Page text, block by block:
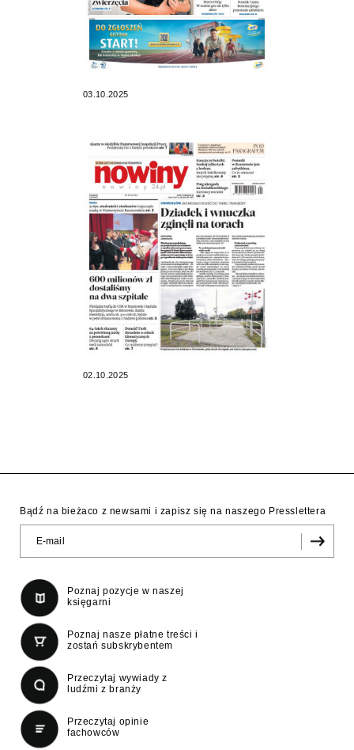
03.10.2025
02.10.2025
Bądź na bieżaco z newsami i zapisz się na naszego Presslettera
Poznaj pozycje w naszej
księgarni
Poznaj nasze płatne treści i
zostań subskrybentem
Przeczytaj wywiady z
ludźmi z branży
Przeczytaj opinie
fachowców